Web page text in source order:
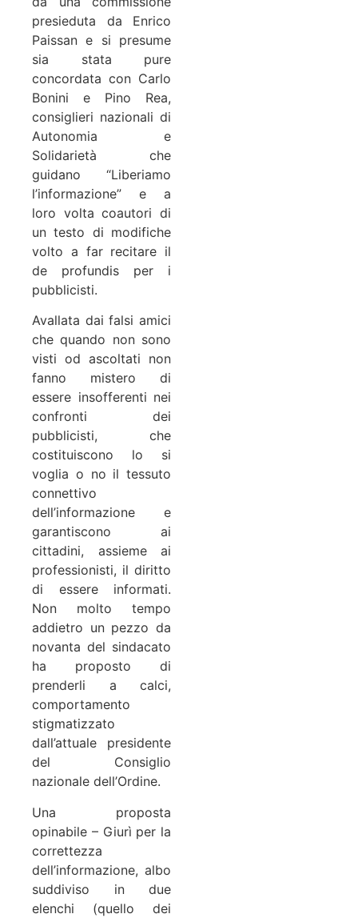
presieduta da Enrico
Paissan e si presume
sia stata pure
concordata con Carlo
Bonini e Pino Rea,
consiglieri nazionali di
Autonomia e
Solidarietà che
guidano “Liberiamo
l’informazione” e a
loro volta coautori di
un testo di modifiche
volto a far recitare il
de profundis per i
pubblicisti.
Avallata dai falsi amici
che quando non sono
visti od ascoltati non
fanno mistero di
essere insofferenti nei
confronti dei
pubblicisti, che
costituiscono lo si
voglia o no il tessuto
connettivo
dell’informazione e
garantiscono ai
cittadini, assieme ai
professionisti, il diritto
di essere informati.
Non molto tempo
addietro un pezzo da
novanta del sindacato
ha proposto di
prenderli a calci,
comportamento
stigmatizzato
dall’attuale presidente
del Consiglio
nazionale dell’Ordine.
Una proposta
opinabile – Giurì per la
correttezza
dell’informazione, albo
suddiviso in due
elenchi (quello dei